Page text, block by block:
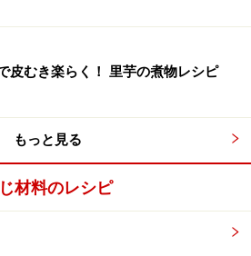
を並べ、ズッキーニ、たまねぎを
リーブ、ローリエをのせて、オリ
、蓋をして火にかける。オリーブ
いてきたら、火を弱め、20～30分
ときどきなべ底をチェックしまし
皮むき楽らく！ 里芋の煮物レシピ
もっと見る
材料のレシピ